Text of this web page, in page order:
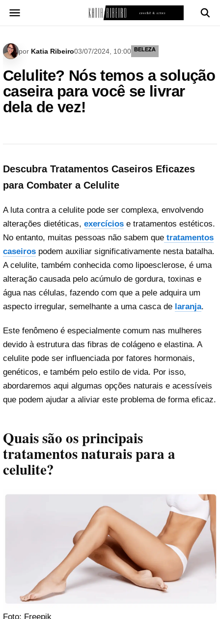
para
por Katia Ribeiro03/07/2024, 10:00 BELEZA
Celulite? Nós temos a solução
caseira para você se livrar
dela de vez!
Descubra Tratamentos Caseiros Eficazes
para Combater a Celulite
A luta contra a celulite pode ser complexa, envolvendo
alterações dietéticas, exercícios e tratamentos estéticos.
No entanto, muitas pessoas não sabem que tratamentos
caseiros podem auxiliar significativamente nesta batalha.
A celulite, também conhecida como lipoesclerose, é uma
alteração causada pelo acúmulo de gordura, toxinas e
água nas células, fazendo com que a pele adquira um
aspecto irregular, semelhante a uma casca de laranja.
Este fenômeno é especialmente comum nas mulheres
devido à estrutura das fibras de colágeno e elastina. A
celulite pode ser influenciada por fatores hormonais,
genéticos, e também pelo estilo de vida. Por isso,
abordaremos aqui algumas opções naturais e acessíveis
que podem ajudar a aliviar este problema de forma eficaz.
Quais são os principais
tratamentos naturais para a
celulite?
Foto: Freepik